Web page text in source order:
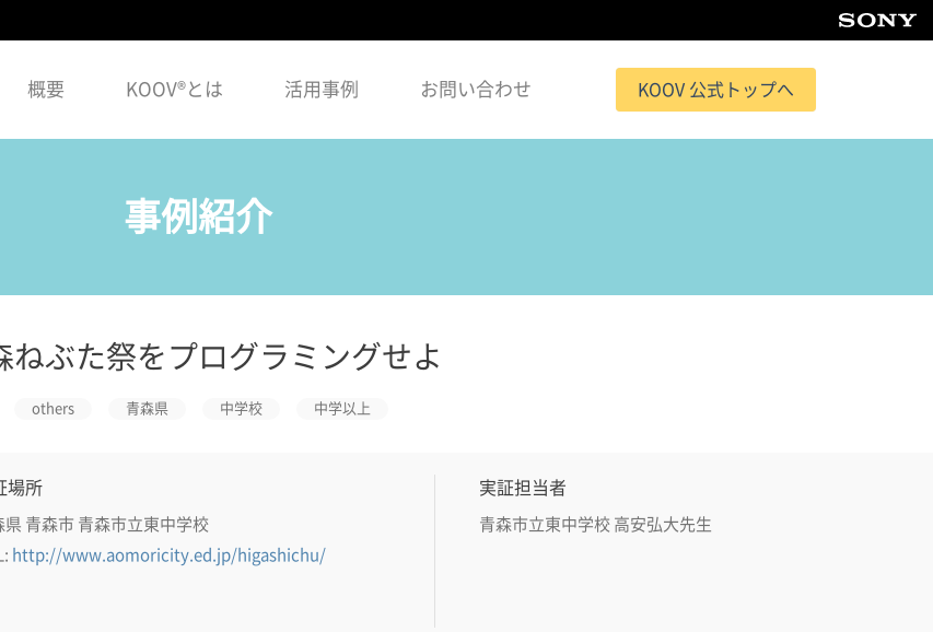
概要 KOOV®とは 活用事例 お問い合わせ KOOV 公式トップへ
事例紹介
ねぶた祭をプログラミングせよ
others 青森県 中学校 中学以上
場所
県 青森市 青森市立東中学校
http://www.aomoricity.ed.jp/higashichu/
実証担当者
青森市立東中学校 高安弘大先生